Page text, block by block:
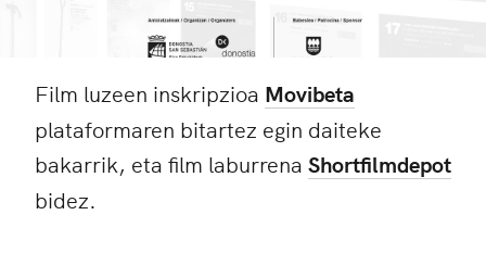
Film luzeen inskripzioa Movibeta
plataformaren bitartez egin daiteke
bakarrik, eta film laburrena Shortfilmdepot
bidez.